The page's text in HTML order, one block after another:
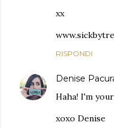
xx
RISPONDI
Denise
Haha! I'm
xoxo Denise